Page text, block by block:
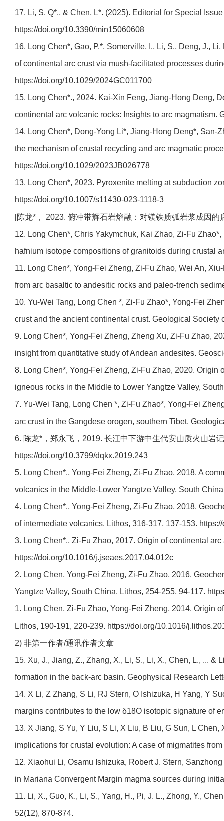
17. Li, S. Q*., & Chen, L*. (2025). Editorial for Special
https://doi.org/10.3390/min15060608
16. Long Chen*, Gao, P.*, Somerville, I., Li, S., Deng, J.,
of continental arc crust via mush‐facilitated processes
https://doi.org/10.1029/2024GC011700
15. Long Chen*., 2024. Kai-Xin Feng, Jiang-Hong Deng,
continental arc volcanic rocks: Insights to arc magmatism.
14. Long Chen*, Dong-Yong Li*, Jiang-Hong Deng*,
the mechanism of crustal recycling and arc magmatic
https://doi.org/10.1029/2023JB026778
13. Long Chen*, 2023. Pyroxenite melting at subduction
https://doi.org/10.1007/s11430-023-1118-3
[陈龙*， 2023. 俯冲带辉石岩熔融：对镁铁质弧岩浆成因
12. Long Chen*, Chris Yakymchuk, Kai Zhao, Zi-Fu
hafnium isotope compositions of granitoids during crustal
11. Long Chen*, Yong-Fei Zheng, Zi-Fu Zhao, Wei An,
from arc basaltic to andesitic rocks and paleo-trench
10. Yu-Wei Tang, Long Chen *, Zi-Fu Zhao*, Yong-Fei
crust and the ancient continental crust. Geological
9. Long Chen*, Yong-Fei Zheng, Zheng Xu, Zi-Fu Zhao,
insight from quantitative study of Andean andesites.
8. Long Chen*, Yong-Fei Zheng, Zi-Fu Zhao, 2020.
igneous rocks in the Middle to Lower Yangtze Valley,
7. Yu-Wei Tang, Long Chen *, Zi-Fu Zhao*, Yong-Fei
arc crust in the Gangdese orogen, southern Tibet.
6. 陈龙*，郑永飞，2019. 长江中下游中生代安山质火山岩
https://doi.org/10.3799/dqkx.2019.243
5. Long Chen*., Yong-Fei Zheng, Zi-Fu Zhao, 2018. A
volcanics in the Middle-Lower Yangtze Valley, South
4. Long Chen*., Yong-Fei Zheng, Zi-Fu Zhao, 2018.
of intermediate volcanics. Lithos, 316-317, 137-153.
3. Long Chen*., Zi-Fu Zhao, 2017. Origin of continental
https://doi.org/10.1016/j.jseaes.2017.04.012c
2. Long Chen, Yong-Fei Zheng, Zi-Fu Zhao, 2016.
Yangtze Valley, South China. Lithos, 254-255, 94-117.
1. Long Chen, Zi-Fu Zhao, Yong-Fei Zheng, 2014. Origin
Lithos, 190-191, 220-239. https://doi.org/10.1016/
2) 非第一作者/通讯作者文章
15. Xu, J., Jiang, Z., Zhang, X., Li, S., Li, X., Chen, L., ...
formation in the back‐arc basin. Geophysical Research
14. X Li, Z Zhang, S Li, RJ Stern, O Ishizuka, H Yang, Y
margins contributes to the low δ18O isotopic signature of
13. X Jiang, S Yu, Y Liu, S Li, X Liu, B Liu, G Sun, L
implications for crustal evolution: A case of migmatites
12. Xiaohui Li, Osamu Ishizuka, Robert J. Stern,
in Mariana Convergent Margin magma sources during
11. Li, X., Guo, K., Li, S., Yang, H., Pi, J. L., Zhong, Y.,
52(12), 870-874.